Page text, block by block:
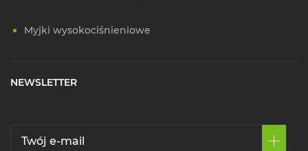
Myjki wysokociśnieniowe
NEWSLETTER